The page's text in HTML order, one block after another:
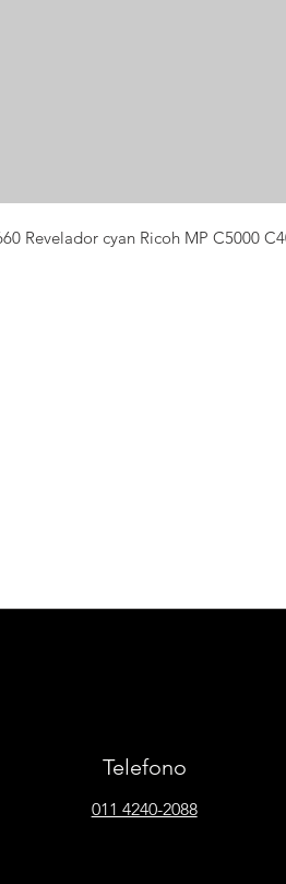
Revelador cyan Ricoh MP C5000
Telefono
011 4240-2088